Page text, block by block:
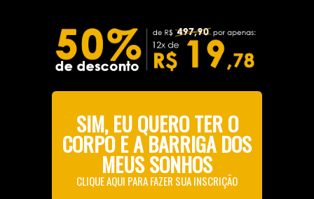
SIM, EU QUERO TER O
CORPO E A BARRIGA DOS
MEUS SONHOS
CLIQUE AQUI PARA FAZER SUA INSCRIÇÃO